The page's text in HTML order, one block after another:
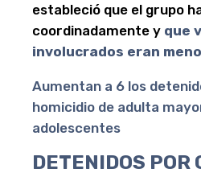
estableció que el grupo
coordinadamente y que
involucrados eran
Aumentan a 6 los
homicidio de adulta
adolescentes
DETENIDOS POR